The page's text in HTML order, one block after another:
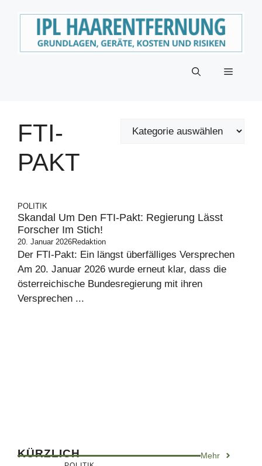
Menü
FTI-
PAKT
POLITIK
Skandal Um Den FTI-Pakt: Regierung Lässt
Forscher Im Stich!
20. Januar 2026Redaktion
Der FTI-Pakt: Ein längst überfälliges Versprechen
Am 20. Januar 2026 wurde erneut klar, dass die
österreichische Bundesregierung mit ihren
Versprechen ...
KÜRZLICH Mehr